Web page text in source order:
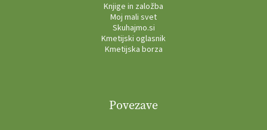
Knjige in založba
Moj mali svet
Skuhajmo.si
Kmetijski oglasnik
Kmetijska borza
Povezave